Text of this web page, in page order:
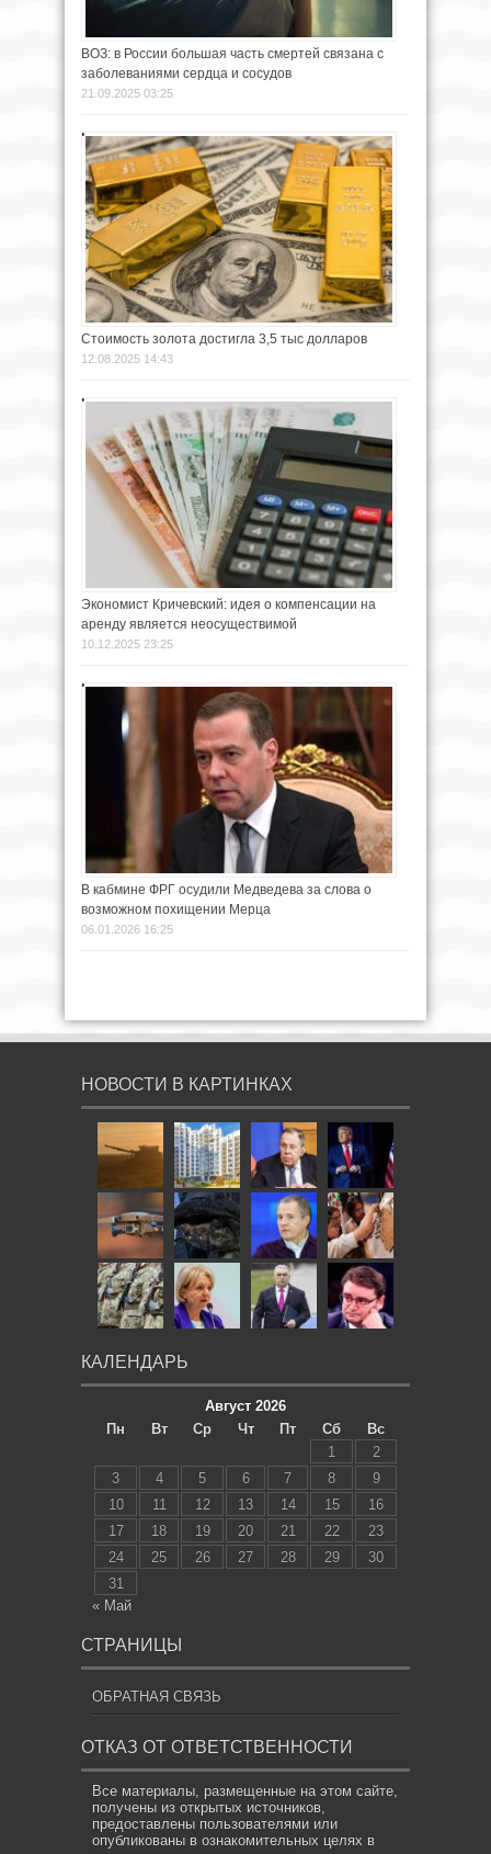
ВОЗ: в России большая часть смертей связана с
заболеваниями сердца и сосудов
21.09.2025 03:25
Стоимость золота достигла 3,5 тыс долларов
12.08.2025 14:43
Экономист Кричевский: идея о компенсации на
аренду является неосуществимой
10.12.2025 23:25
В кабмине ФРГ осудили Медведева за слова о
возможном похищении Мерца
06.01.2026 16:25
НОВОСТИ В КАРТИНКАХ
КАЛЕНДАРЬ
Август 2026
Пн
Вт Ср Чт Пт Сб
Вс
1
2
3
4 5 6 7 8
9
10
11 12 13 14 15
16
17
18 19 20 21 22
23
24
25 26 27 28 29
30
31
« Май
СТРАНИЦЫ
ОБРАТНАЯ СВЯЗЬ
ОТКАЗ ОТ ОТВЕТСТВЕННОСТИ
Все материалы, размещенные на этом сайте,
получены из открытых источников,
предоставлены пользователями или
опубликованы в ознакомительных целях в